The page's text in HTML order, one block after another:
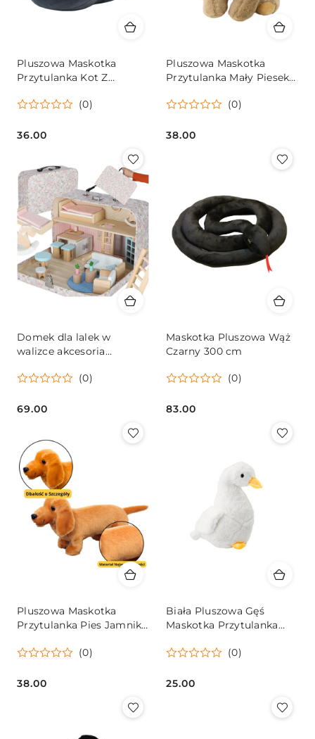
Pluszowa Maskotka
Przytulanka Kot Z
40cm
(0)
Cena:
36.00
Pluszowa Maskotka
Przytulanka Mały Piesek
(0)
Cena:
38.00
Domek dla lalek w
walizce akcesoria
(0)
Cena:
69.00
Maskotka Pluszowa Wąż
Czarny 300 cm
(0)
Cena:
83.00
Pluszowa Maskotka
Przytulanka Pies Jamnik
(0)
Cena:
38.00
Biała Pluszowa Gęś
Maskotka Przytulanka
(0)
Cena:
25.00